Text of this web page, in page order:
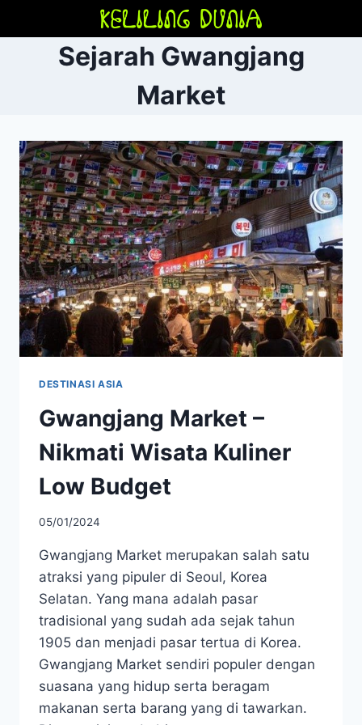
Sejarah Gwangjang
Market
DESTINASI ASIA
Gwangjang Market –
Nikmati Wisata Kuliner
Low Budget
05/01/2024
Gwangjang Market merupakan salah satu
atraksi yang pipuler di Seoul, Korea
Selatan. Yang mana adalah pasar
tradisional yang sudah ada sejak tahun
1905 dan menjadi pasar tertua di Korea.
Gwangjang Market sendiri populer dengan
suasana yang hidup serta beragam
makanan serta barang yang di tawarkan.